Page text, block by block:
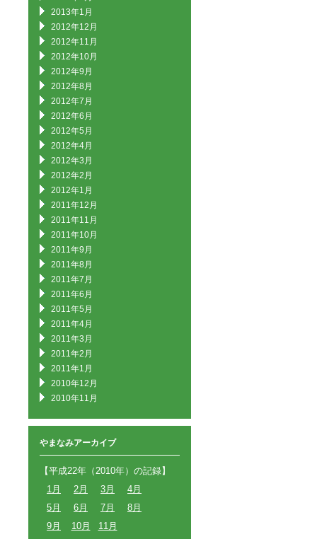
2013年1月
2012年12月
2012年11月
2012年10月
2012年9月
2012年8月
2012年7月
2012年6月
2012年5月
2012年4月
2012年3月
2012年2月
2012年1月
2011年12月
2011年11月
2011年10月
2011年9月
2011年8月
2011年7月
2011年6月
2011年5月
2011年4月
2011年3月
2011年2月
2011年1月
2010年12月
2010年11月
やまなみアーカイブ
【平成22年（2010年）の記録】
1月
2月 3月
4月
5月
6月 7月
8月
9月
10月 11月